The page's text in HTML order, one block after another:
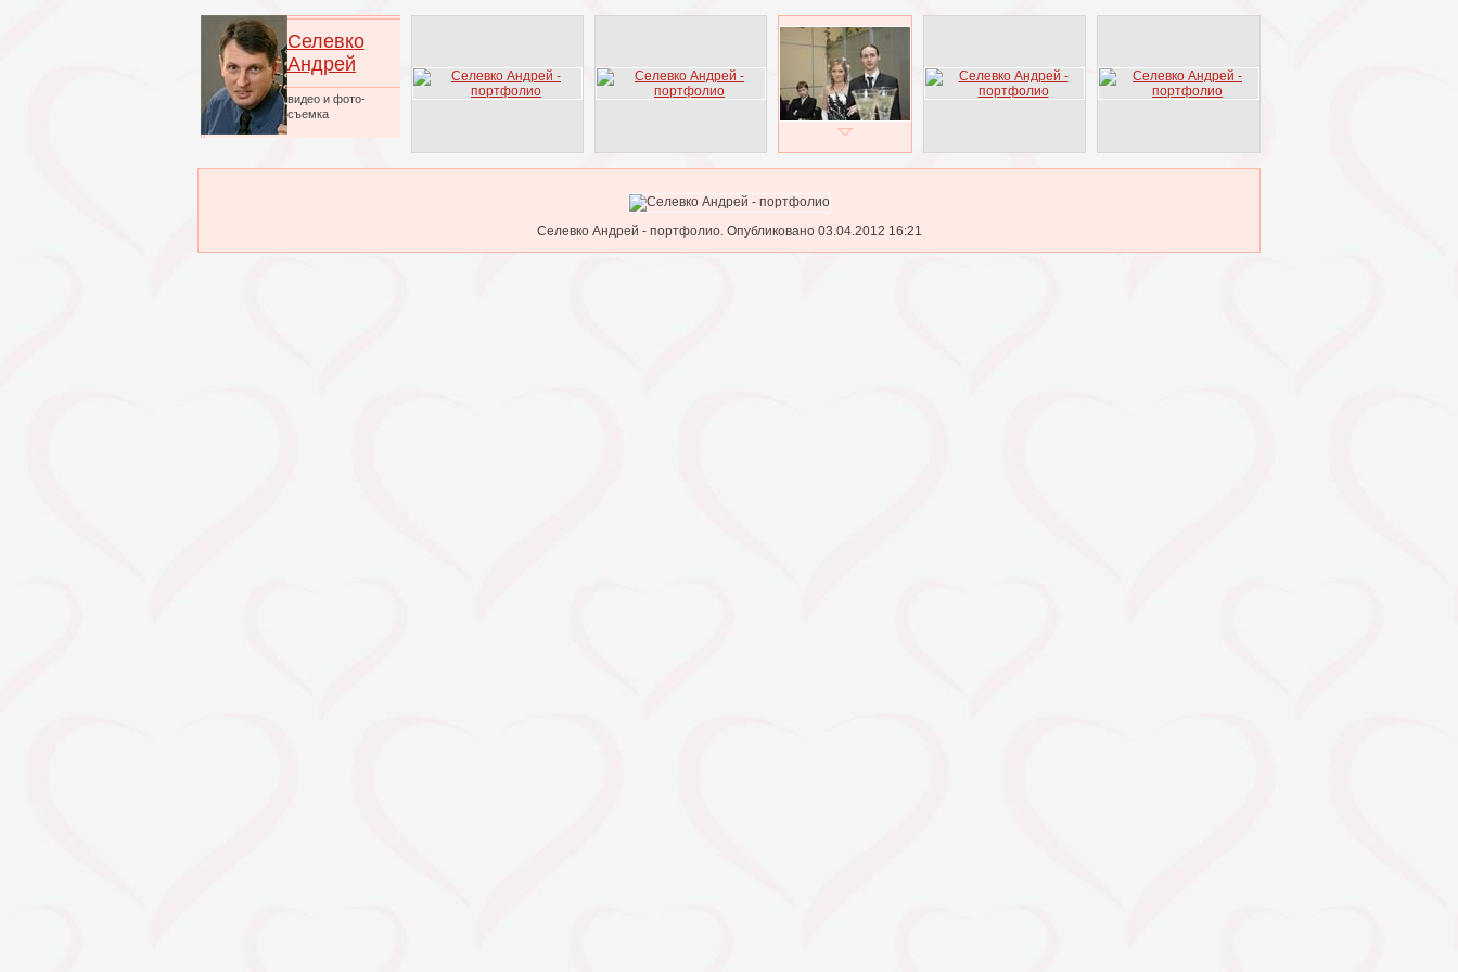
Селевко
Андрей
видео и фото-
съемка
Селевко Андрей - портфолио. Опубликовано 03.04.2012 16:21